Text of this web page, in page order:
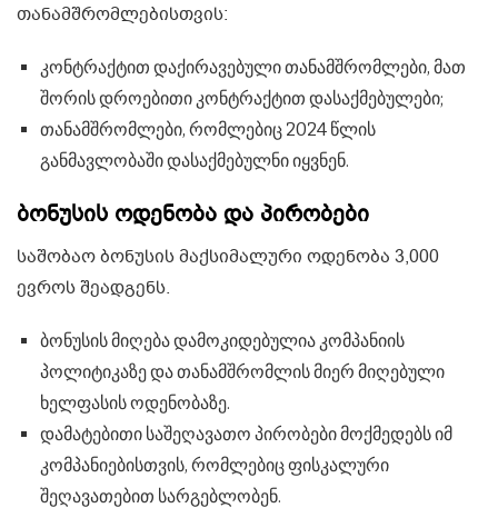
თანამშრომლებისთვის:
კონტრაქტით დაქირავებული თანამშრომლები, მათ
შორის დროებითი კონტრაქტით დასაქმებულები;
თანამშრომლები, რომლებიც 2024 წლის
განმავლობაში დასაქმებულნი იყვნენ.
ბონუსის ოდენობა და პირობები
საშობაო ბონუსის მაქსიმალური ოდენობა 3,000
ევროს შეადგენს.
ბონუსის მიღება დამოკიდებულია კომპანიის
პოლიტიკაზე და თანამშრომლის მიერ მიღებული
ხელფასის ოდენობაზე.
დამატებითი საშეღავათო პირობები მოქმედებს იმ
კომპანიებისთვის, რომლებიც ფისკალური
შეღავათებით სარგებლობენ.